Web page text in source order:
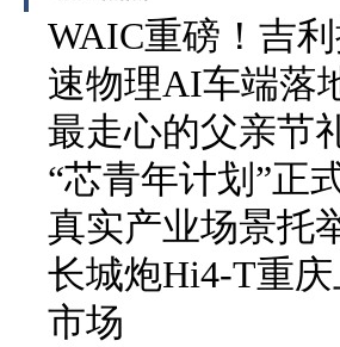
WAIC重磅！吉
速物理AI车端落
最走心的父亲节
“芯青年计划”正
真实产业场景托
长城炮Hi4-T重
市场